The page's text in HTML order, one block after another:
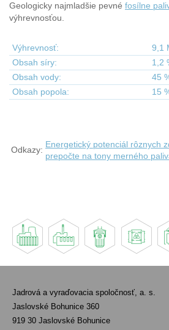
Geologicky najmladšie pevné fosílne
výhrevnosťou.
Výhrevnosť:
9,1
Obsah síry:
1,2
Obsah vody:
45
Obsah popola:
15
Odkazy:
Energetický potenciál rôznych
prepočte na tony merného
Jadrová a vyraďovacia spoločnosť, a. s.
Jaslovské Bohunice 360
919 30 Jaslovské Bohunice